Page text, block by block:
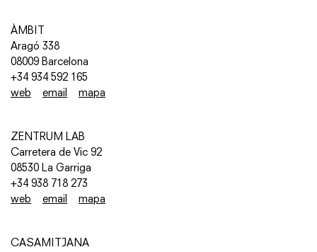
ÀMBIT
Aragó 338
08009 Barcelona
+34 934 592 165
web
email mapa
ZENTRUM LAB
Carretera de Vic 92
08530 La Garriga
+34 938 718 273
web
email mapa
CASAMITJANA